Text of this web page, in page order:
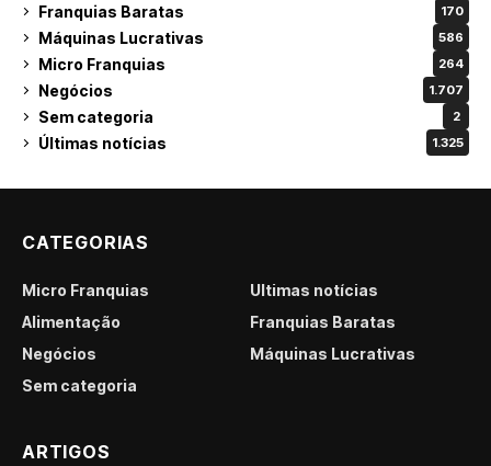
Franquias Baratas 170
Máquinas Lucrativas 586
Micro Franquias 264
Negócios 1.707
Sem categoria 2
Últimas notícias 1.325
CATEGORIAS
Micro Franquias
Últimas notícias
Alimentação
Franquias Baratas
Negócios
Máquinas Lucrativas
Sem categoria
ARTIGOS